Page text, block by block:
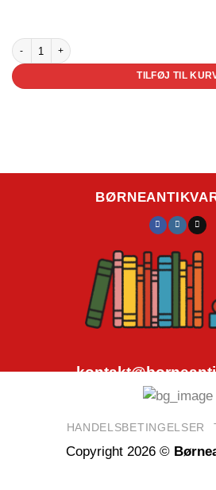
Sussis klasse antal
TILFØJ TIL
HANDELSBETINGELSER
Copyright 2026 ©